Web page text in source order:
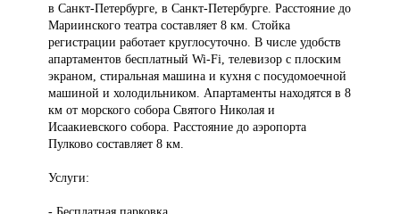
в Санкт-Петербурге, в Санкт-Петербурге. Расстояние до
Мариинского театра составляет 8 км. Стойка
регистрации работает круглосуточно. В числе удобств
апартаментов бесплатный Wi-Fi, телевизор с плоским
экраном, стиральная машина и кухня с посудомоечной
машиной и холодильником. Апартаменты находятся в 8
км от морского собора Святого Николая и
Исаакиевского собора. Расстояние до аэропорта
Пулково составляет 8 км.
Услуги: